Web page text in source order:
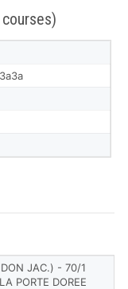
JAC.) - 70/1
PORTE DOREE